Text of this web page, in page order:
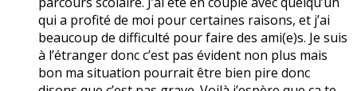
qui a profité de moi pour certaines raisons, et j’ai
beaucoup de difficulté pour faire des ami(e)s. Je suis
à l’étranger donc c’est pas évident non plus mais
bon ma situation pourrait être bien pire donc